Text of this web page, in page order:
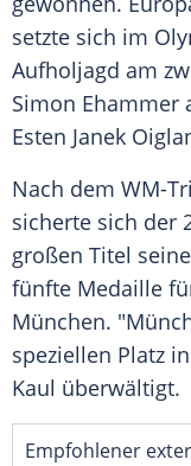
setzte sich im
Aufholjagd am
Simon Ehammer
Esten Janek
Nach dem WM-
sicherte sich der
großen Titel
fünfte Medaille
München.
speziellen Platz
Kaul überwältigt.
Empfohlener